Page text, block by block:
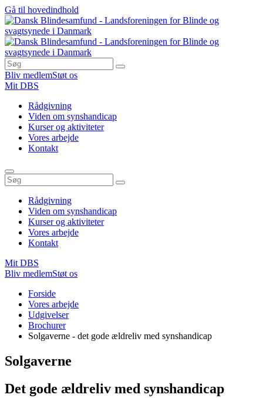
Gå til hovedindhold
Bliv medlemStøt os
Mit DBS
Rådgivning
Viden om synshandicap
Kurser og aktiviteter
Vores arbejde
Kontakt
Rådgivning
Viden om synshandicap
Kurser og aktiviteter
Vores arbejde
Kontakt
Mit DBS
Bliv medlemStøt os
Forside
Vores arbejde
Udgivelser
Brochurer
Solgaverne - det gode ældreliv med synshandicap
Solgaverne
Det gode ældreliv med synshandicap